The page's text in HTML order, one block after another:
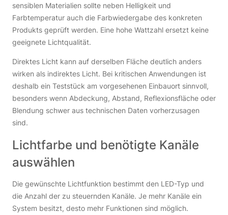
sensiblen Materialien sollte neben Helligkeit und
Farbtemperatur auch die Farbwiedergabe des konkreten
Produkts geprüft werden. Eine hohe Wattzahl ersetzt keine
geeignete Lichtqualität.
Direktes Licht kann auf derselben Fläche deutlich anders
wirken als indirektes Licht. Bei kritischen Anwendungen ist
deshalb ein Teststück am vorgesehenen Einbauort sinnvoll,
besonders wenn Abdeckung, Abstand, Reflexionsfläche oder
Blendung schwer aus technischen Daten vorherzusagen
sind.
Lichtfarbe und benötigte Kanäle
auswählen
Die gewünschte Lichtfunktion bestimmt den LED-Typ und
die Anzahl der zu steuernden Kanäle. Je mehr Kanäle ein
System besitzt, desto mehr Funktionen sind möglich.